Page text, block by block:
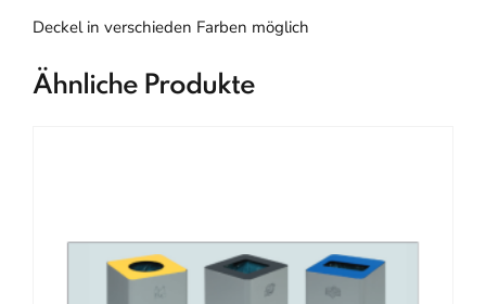
Deckel in verschieden Farben möglich
Ähnliche Produkte